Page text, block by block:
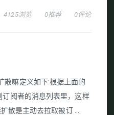
4125浏览 0推荐 0评论
散嘛定义如下:根据上面的
订阅者的消息列表里，这样
散是主动去拉取被订 ...